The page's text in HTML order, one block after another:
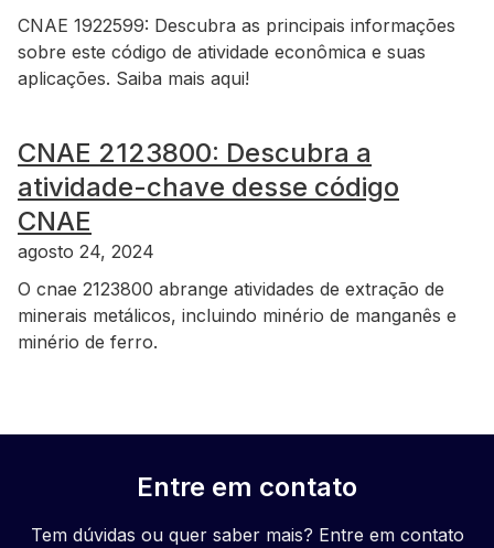
CNAE 1922599: Descubra as principais informações
sobre este código de atividade econômica e suas
aplicações. Saiba mais aqui!
CNAE 2123800: Descubra a
atividade-chave desse código
CNAE
agosto 24, 2024
O cnae 2123800 abrange atividades de extração de
minerais metálicos, incluindo minério de manganês e
minério de ferro.
Entre em contato
Tem dúvidas ou quer saber mais? Entre em contato